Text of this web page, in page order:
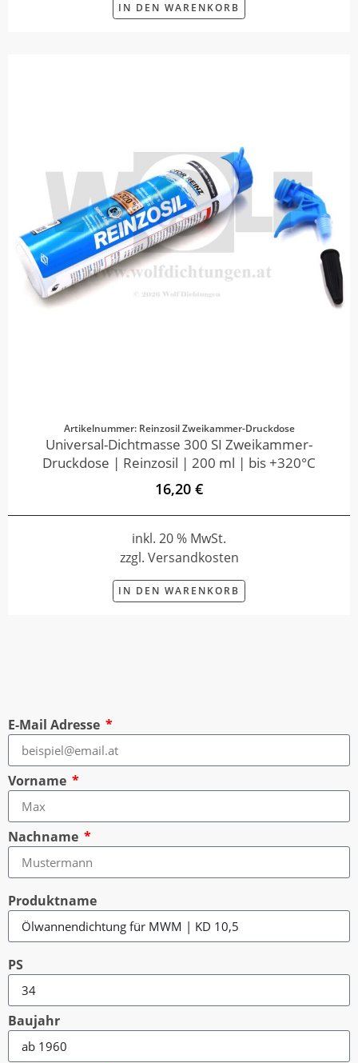
IN DEN WARENKORB
Artikelnummer: Reinzosil Zweikammer-Druckdose
Universal-Dichtmasse 300 SI Zweikammer-
Druckdose | Reinzosil | 200 ml | bis +320°C
16,20 €
inkl. 20 % MwSt.
zzgl. Versandkosten
IN DEN WARENKORB
E-Mail Adresse
Vorname
Nachname
Produktname
PS
Baujahr